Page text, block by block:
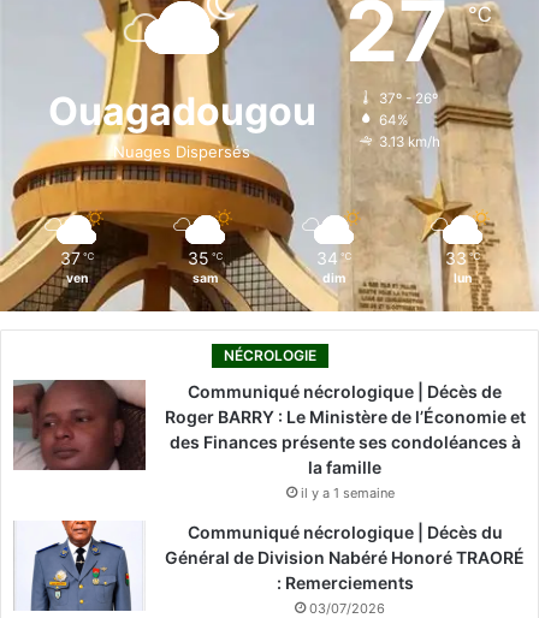
b
o
k
i
n
a
g
r
o
k
Ouagadougou
Nuages Dispersés
27℃
37º - 26º
64%
3.13 km/h
37 ℃
ven
35 ℃
sam
34 ℃
dim
33 ℃
lun
NÉCROLOGIE
Communiqué nécrologique | Décès de
Roger BARRY : Le Ministère de l’Économie et
des Finances présente ses condoléances à
la famille
il y a 1 semaine
Communiqué nécrologique | Décès du
Général de Division Nabéré Honoré TRAORÉ
: Remerciements
03/07/2026